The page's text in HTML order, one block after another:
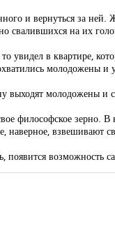
и вернуться за
свалившихся на их
увидел в квартире,
молодожены
выходят молодожены
философское зерно.
взвешивают
появится возможность